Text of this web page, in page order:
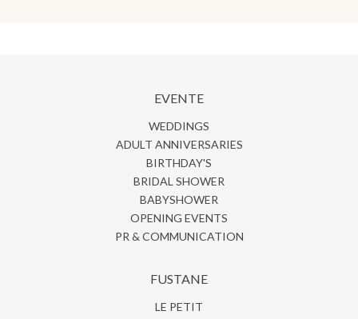
EVENTE
WEDDINGS
ADULT ANNIVERSARIES
BIRTHDAY'S
BRIDAL SHOWER
BABYSHOWER
OPENING EVENTS
PR & COMMUNICATION
FUSTANE
LE PETIT